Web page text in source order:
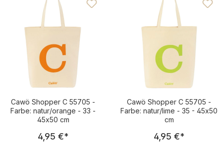
Cawö Shopper C 55705 -
Farbe: natur/orange - 33 -
45x50 cm
Regulärer Preis:
4,95 €*
Cawö Shopper C 55705 -
Farbe: natur/lime - 35 - 45x50
cm
Regulärer
4,95 €*